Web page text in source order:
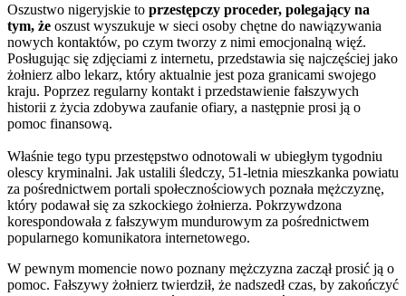
Oszustwo nigeryjskie to przestępczy proceder, polegający na
tym, że oszust wyszukuje w sieci osoby chętne do nawiązywania
nowych kontaktów, po czym tworzy z nimi emocjonalną więź.
Posługując się zdjęciami z internetu, przedstawia się najczęściej jako
żołnierz albo lekarz, który aktualnie jest poza granicami swojego
kraju. Poprzez regularny kontakt i przedstawienie fałszywych
historii z życia zdobywa zaufanie ofiary, a następnie prosi ją o
pomoc finansową.
Właśnie tego typu przestępstwo odnotowali w ubiegłym tygodniu
olescy kryminalni. Jak ustalili śledczy, 51-letnia mieszkanka powiatu
za pośrednictwem portali społecznościowych poznała mężczyznę,
który podawał się za szkockiego żołnierza. Pokrzywdzona
korespondowała z fałszywym mundurowym za pośrednictwem
popularnego komunikatora internetowego.
W pewnym momencie nowo poznany mężczyzna zaczął prosić ją o
pomoc. Fałszywy żołnierz twierdził, że nadszedł czas, by zakończyć